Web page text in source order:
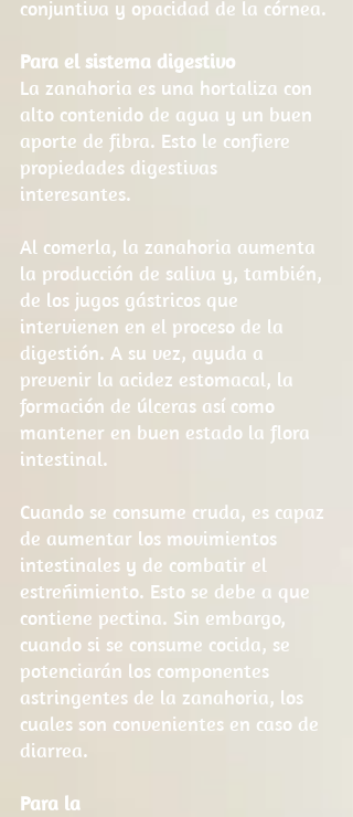
conjuntiva y opacidad de la córnea.
Para el sistema digestivo
La zanahoria es una hortaliza con
alto contenido de agua y un buen
aporte de fibra. Esto le confiere
propiedades digestivas
interesantes.
Al comerla, la zanahoria aumenta
la producción de saliva y, también,
de los jugos gástricos que
intervienen en el proceso de la
digestión. A su vez, ayuda a
prevenir la acidez estomacal, la
formación de úlceras así como
mantener en buen estado la flora
intestinal.
Cuando se consume cruda, es capaz
de aumentar los movimientos
intestinales y de combatir el
estreñimiento. Esto se debe a que
contiene pectina. Sin embargo,
cuando si se consume cocida, se
potenciarán los componentes
astringentes de la zanahoria, los
cuales son convenientes en caso de
diarrea.
Para la